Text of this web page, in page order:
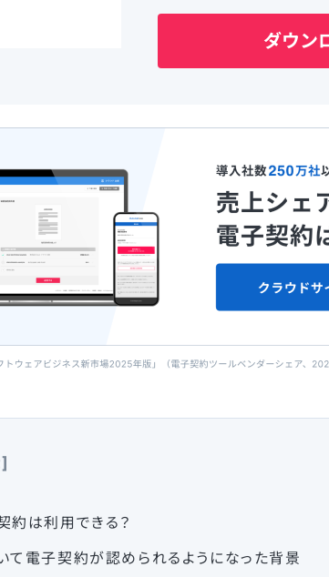
ダウン
]
約は利用できる？
て電子契約が認められるようになった背景